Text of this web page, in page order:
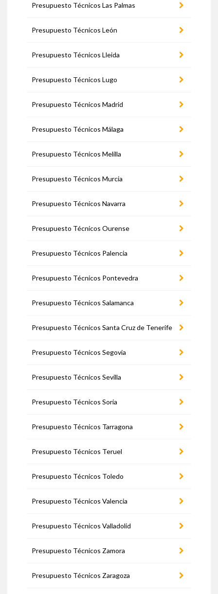
Presupuesto Técnicos Las Palmas
Presupuesto Técnicos León
Presupuesto Técnicos Lleida
Presupuesto Técnicos Lugo
Presupuesto Técnicos Madrid
Presupuesto Técnicos Málaga
Presupuesto Técnicos Melilla
Presupuesto Técnicos Murcia
Presupuesto Técnicos Navarra
Presupuesto Técnicos Ourense
Presupuesto Técnicos Palencia
Presupuesto Técnicos Pontevedra
Presupuesto Técnicos Salamanca
Presupuesto Técnicos Santa Cruz de Tenerife
Presupuesto Técnicos Segovia
Presupuesto Técnicos Sevilla
Presupuesto Técnicos Soria
Presupuesto Técnicos Tarragona
Presupuesto Técnicos Teruel
Presupuesto Técnicos Toledo
Presupuesto Técnicos Valencia
Presupuesto Técnicos Valladolid
Presupuesto Técnicos Zamora
Presupuesto Técnicos Zaragoza